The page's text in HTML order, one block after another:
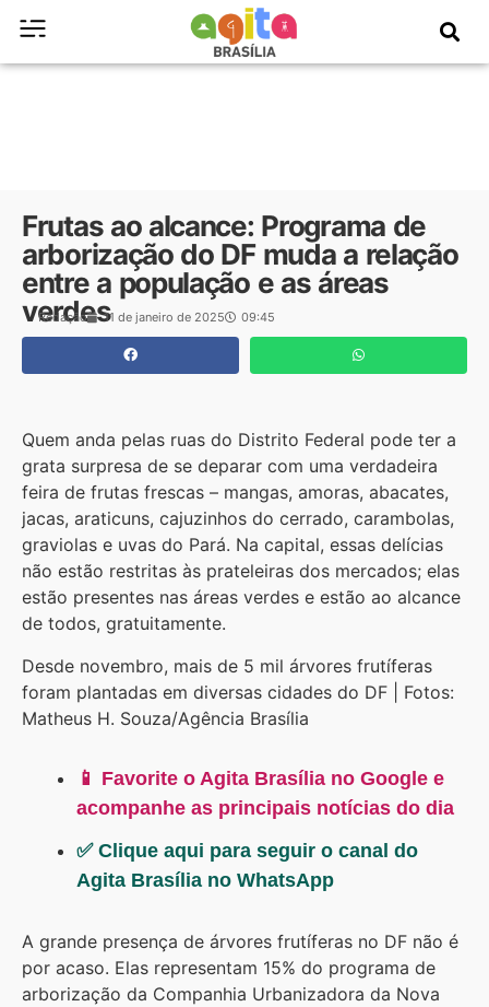
Frutas ao alcance: Programa de
arborização do DF muda a relação
entre a população e as áreas
verdes
Redação 11 de janeiro de 2025 09:45
Quem anda pelas ruas do Distrito Federal pode ter a
grata surpresa de se deparar com uma verdadeira
feira de frutas frescas – mangas, amoras, abacates,
jacas, araticuns, cajuzinhos do cerrado, carambolas,
graviolas e uvas do Pará. Na capital, essas delícias
não estão restritas às prateleiras dos mercados; elas
estão presentes nas áreas verdes e estão ao alcance
de todos, gratuitamente.
Desde novembro, mais de 5 mil árvores frutíferas
foram plantadas em diversas cidades do DF | Fotos:
Matheus H. Souza/Agência Brasília
📱 Favorite o Agita Brasília no Google e
acompanhe as principais notícias do dia
✅ Clique aqui para seguir o canal do
Agita Brasília no WhatsApp
A grande presença de árvores frutíferas no DF não é
por acaso. Elas representam 15% do programa de
arborização da Companhia Urbanizadora da Nova